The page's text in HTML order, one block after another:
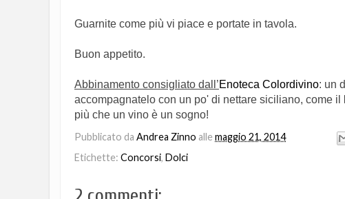
Guarnite come più vi piace e portate in tavola.
Buon appetito.
Abbinamento consigliato dall’Enoteca Colordivino: un
accompagnatelo con un po' di nettare siciliano, come il
più che un vino è un sogno!
Pubblicato da Andrea Zinno alle maggio 21, 2014
Etichette: Concorsi, Dolci